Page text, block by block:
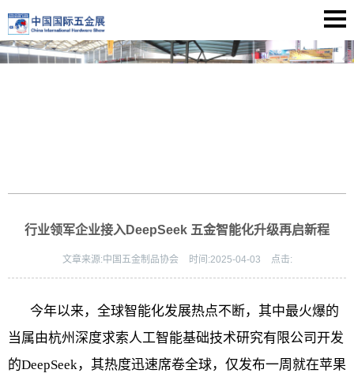
行业领军企业接入DeepSeek 五金智能化升级再启新程
文章来源:中国五金制品协会 时间:2025-04-03 点击:
今年以来，全球智能化发展热点不断，其中最火爆的
当属由杭州深度求索人工智能基础技术研究有限公司开发
的DeepSeek，其热度迅速席卷全球，仅发布一周就在苹果